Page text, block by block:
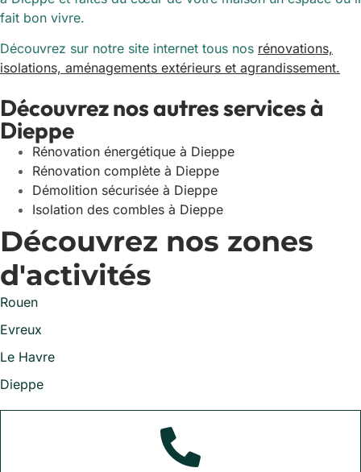
fait bon vivre.
Découvrez sur notre site internet tous nos rénovations,
isolations, aménagements extérieurs et agrandissement.
Découvrez nos autres services à
Dieppe
Rénovation énergétique à Dieppe
Rénovation complète à Dieppe
Démolition sécurisée à Dieppe
Isolation des combles à Dieppe
Découvrez nos zones
d'activités
Rouen
Evreux
Le Havre
Dieppe